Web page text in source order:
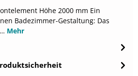
Höhe 2000 mm Ein
Badezimmer-Gestaltung: Das
Mehr